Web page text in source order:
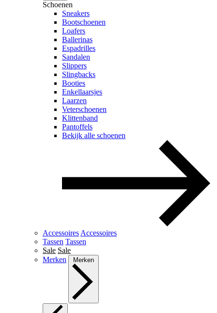
Schoenen
Sneakers
Bootschoenen
Loafers
Ballerinas
Espadrilles
Sandalen
Slippers
Slingbacks
Booties
Enkellaarsjes
Laarzen
Veterschoenen
Klittenband
Pantoffels
Bekijk alle schoenen
Accessoires Accessoires
Tassen Tassen
Sale Sale
Merken
Merken